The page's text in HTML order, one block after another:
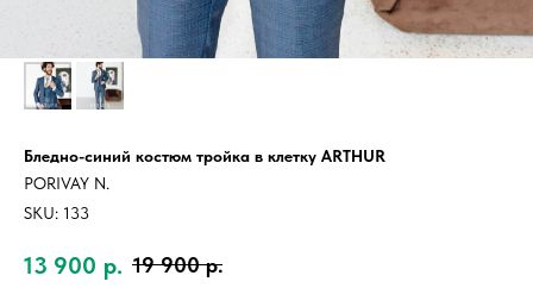
Бледно-синий костюм тройка в клетку ARTHUR
PORIVAY N.
SKU: 133
13 900 р. 19 900 р.